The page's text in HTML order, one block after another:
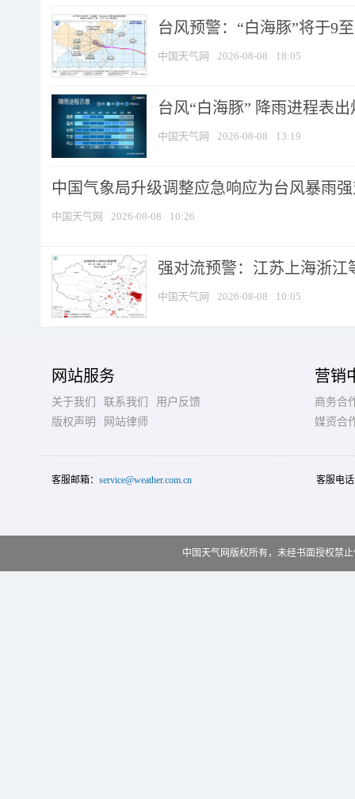
台风预警：“白海豚”将于9
中国天气网 2026-08-08 18:05
台风“白海豚” 降雨进程表
中国天气网 2026-08-08 13:19
中国气象局升级调整应急响应为台风暴雨
中国天气网 2026-08-08 10:26
强对流预警：江苏上海浙江
中国天气网 2026-08-08 10:05
网站服务
关于我们 联系我们
用户反馈
版权声明
网站律师
营销
商务合
媒资合
客服邮箱： service@weather.com.cn 客服电
中国天气网版权所有，未经书面授权